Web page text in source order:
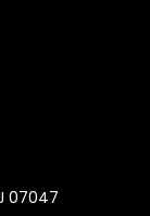
07047